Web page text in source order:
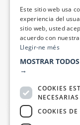
Boletines
Valora
Canal
Este sitio web usa
experiencia del
sitio web, usted
acuerdo con
Llegir-ne més
MOSTRAR
→
COOKIES
NECESARIAS
COOKIES